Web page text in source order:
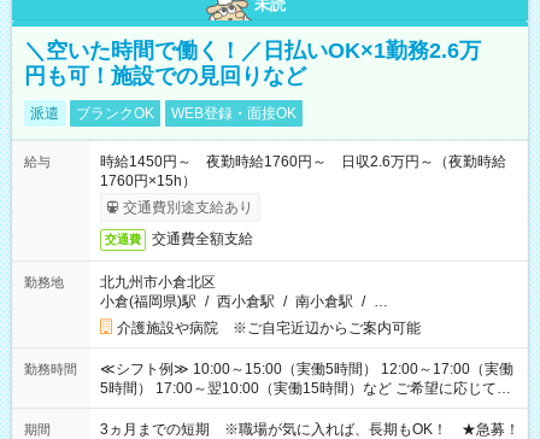
未読
＼空いた時間で働く！／日払いOK×1勤務2.6万
円も可！施設での見回りなど
派遣 ブランクOK WEB登録・面接OK
給与
時給1450円～ 夜勤時給1760円～ 日収2.6万円～（夜勤時給
1760円×15h）
交通費別途支給あり
交通費 交通費全額支給
勤務地
北九州市小倉北区
小倉(福岡県)駅 / 西小倉駅 / 南小倉駅 / …
介護施設や病院 ※ご自宅近辺からご案内可能
勤務時間
≪シフト例≫ 10:00～15:00（実働5時間） 12:00～17:00（実働
5時間） 17:00～翌10:00（実働15時間）など ご希望に応じて、
働く時間は調整できます！ お気軽に担当へ相談ください！
期間
3ヵ月までの短期 ※職場が気に入れば、長期もOK！ ★急募！